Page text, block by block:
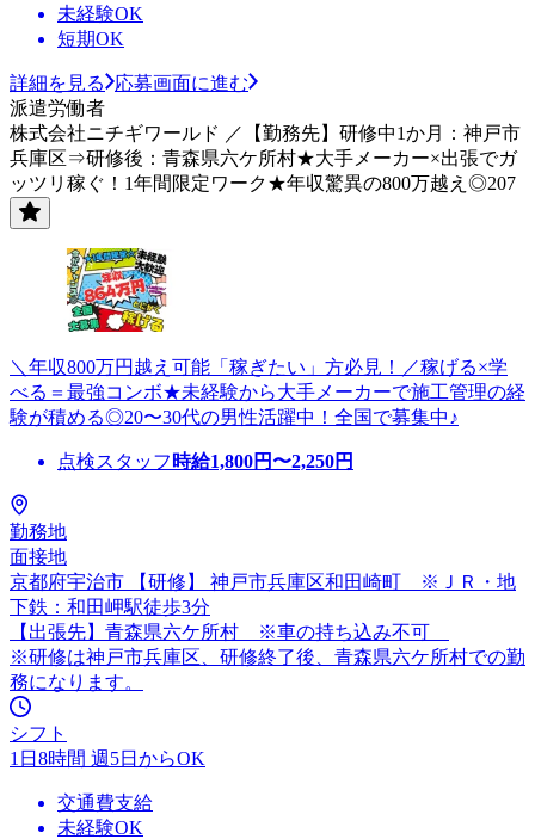
未経験OK
短期OK
詳細を見る
応募画面に進む
派遣労働者
株式会社ニチギワールド ／【勤務先】研修中1か月：神戸市
兵庫区⇒研修後：青森県六ケ所村★大手メーカー×出張でガ
ッツリ稼ぐ！1年間限定ワーク★年収驚異の800万越え◎207
＼年収800万円越え可能「稼ぎたい」方必見！／稼げる×学
べる＝最強コンボ★未経験から大手メーカーで施工管理の経
験が積める◎20〜30代の男性活躍中！全国で募集中♪
点検スタッフ 時給1,800円〜2,250円
勤務地
面接地
京都府宇治市 【研修】 神戸市兵庫区和田崎町 ※ＪＲ・地
下鉄：和田岬駅徒歩3分
【出張先】青森県六ケ所村 ※車の持ち込み不可
※研修は神戸市兵庫区、研修終了後、青森県六ケ所村での勤
務になります。
シフト
1日8時間 週5日からOK
交通費支給
未経験OK